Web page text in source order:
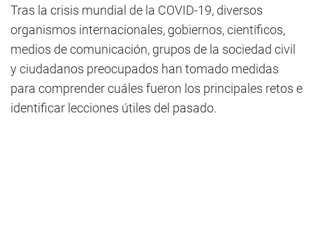
Tras la crisis mundial de la COVID-19, diversos
organismos internacionales, gobiernos, científicos,
medios de comunicación, grupos de la sociedad civil
y ciudadanos preocupados han tomado medidas
para comprender cuáles fueron los principales retos e
identificar lecciones útiles del pasado.